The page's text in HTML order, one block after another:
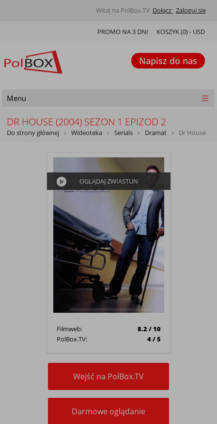
Witaj na PolBox.TV Dołącz Zaloguj się
KOSZYK (0) - USD
PROMO NA 3 DNI
Napisz do nas
Menu
DR HOUSE (2004) SEZON 1 EPIZOD 2
Do strony głównej Wideoteka Serials Dramat Dr House
OGLĄDAJ ZWIASTUN
Filmweb:
8.2 / 10
PolBox.TV:
4 / 5
Wejść na PolBox.TV
Darmowe oglądanie